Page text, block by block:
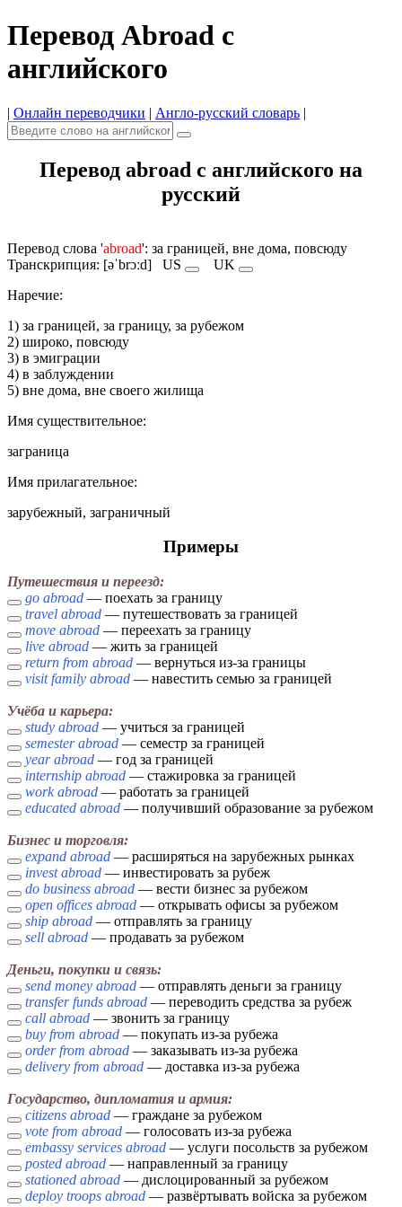
Перевод Abroad с
английского
| Онлайн переводчики | Англо-русский словарь |
Перевод abroad с английского на
русский
Перевод слова 'abroad': за границей, вне дома, повсюду
Транскрипция: [əˈbrɔːd] US
UK
Наречие:
1) за границей, за границу, за рубежом
2) широко, повсюду
3) в эмиграции
4) в заблуждении
5) вне дома, вне своего жилища
Имя cуществительное:
заграница
Имя прилагательное:
зарубежный, заграничный
Примеры
Путешествия и переезд:
go abroad — поехать за границу
travel abroad — путешествовать за границей
move abroad — переехать за границу
live abroad — жить за границей
return from abroad — вернуться из-за границы
visit family abroad — навестить семью за границей
Учёба и карьера:
study abroad — учиться за границей
semester abroad — семестр за границей
year abroad — год за границей
internship abroad — стажировка за границей
work abroad — работать за границей
educated abroad — получивший образование за рубежом
Бизнес и торговля:
expand abroad — расширяться на зарубежных рынках
invest abroad — инвестировать за рубеж
do business abroad — вести бизнес за рубежом
open offices abroad — открывать офисы за рубежом
ship abroad — отправлять за границу
sell abroad — продавать за рубежом
Деньги, покупки и связь:
send money abroad — отправлять деньги за границу
transfer funds abroad — переводить средства за рубеж
call abroad — звонить за границу
buy from abroad — покупать из-за рубежа
order from abroad — заказывать из-за рубежа
delivery from abroad — доставка из-за рубежа
Государство, дипломатия и армия:
citizens abroad — граждане за рубежом
vote from abroad — голосовать из-за рубежа
embassy services abroad — услуги посольств за рубежом
posted abroad — направленный за границу
stationed abroad — дислоцированный за рубежом
deploy troops abroad — развёртывать войска за рубежом